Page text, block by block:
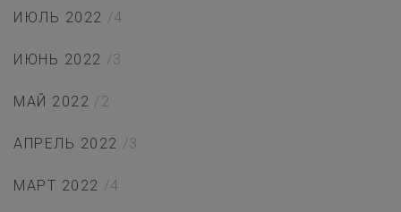
ИЮЛЬ 2022 /4
ИЮНЬ 2022 /3
МАЙ 2022 /2
АПРЕЛЬ 2022 /3
МАРТ 2022 /4